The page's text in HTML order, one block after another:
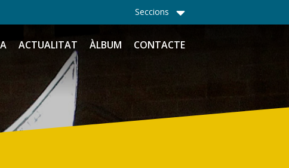
Seccions
ACTUALITAT ÀLBUM CONTACTE